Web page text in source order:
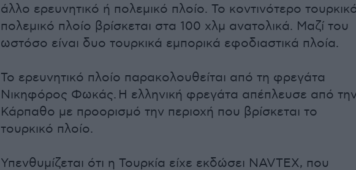
άλλο ερευνητικό ή πολεμικό πλοίο. Το κοντινότερο
πολεμικό πλοίο βρίσκεται στα 100 χλμ ανατολικά. Μαζί του
ωστόσο είναι δυο τουρκικά εμπορικά εφοδιαστικά πλοία.
Το ερευνητικό πλοίο παρακολουθείται από τη φρεγάτα
Νικηφόρος Φωκάς. Η ελληνική φρεγάτα απέπλευσε από
Κάρπαθο με προορισμό την περιοχή που βρίσκεται το
τουρκικό πλοίο.
Υπενθυμίζεται ότι η Τουρκία είχε εκδώσει NAVTEX, που